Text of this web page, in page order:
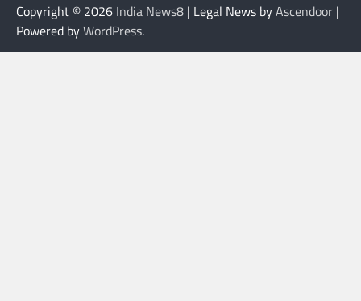
Copyright © 2026 India News8 | Legal News byAscendoor |
Powered byWordPress.